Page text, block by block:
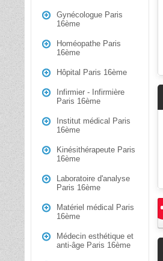
Gynécologue Paris
16ème
Homéopathe Paris
16ème
Hôpital Paris 16ème
Infirmier - Infirmière
Paris 16ème
Institut médical Paris
16ème
Kinésithérapeute Paris
16ème
Laboratoire d'analyse
Paris 16ème
Matériel médical Paris
16ème
Médecin esthétique et
anti-âge Paris 16ème